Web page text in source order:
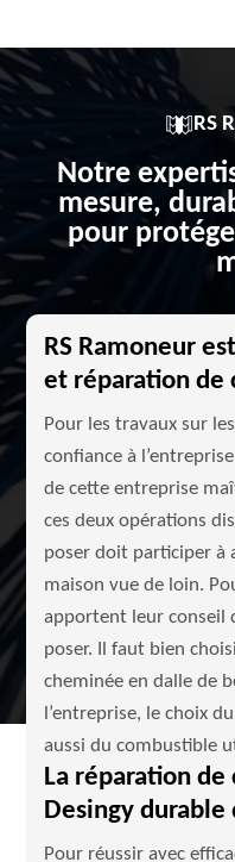
RS
Notre
mesure,
pour
RS Ramoneur
et réparation de
Pour les travaux sur
confiance à
de cette entreprise
ces deux opérations
poser doit participer à
maison vue de loin.
apportent leur conseil
poser. Il faut bien
cheminée en dalle de
l’entreprise, le choix
aussi du combustible
La réparation
Desingy durable
Pour réussir avec